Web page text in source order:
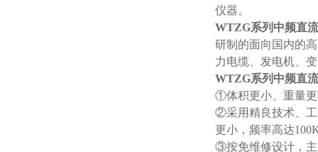
仪器。
WTZG系列中频直
研制的面向国内的
力电缆、发电机、
WTZG系列中频直
①体积更小、重量更
②采用精良技术、工
更小，频率高达
③按免维修设计，主